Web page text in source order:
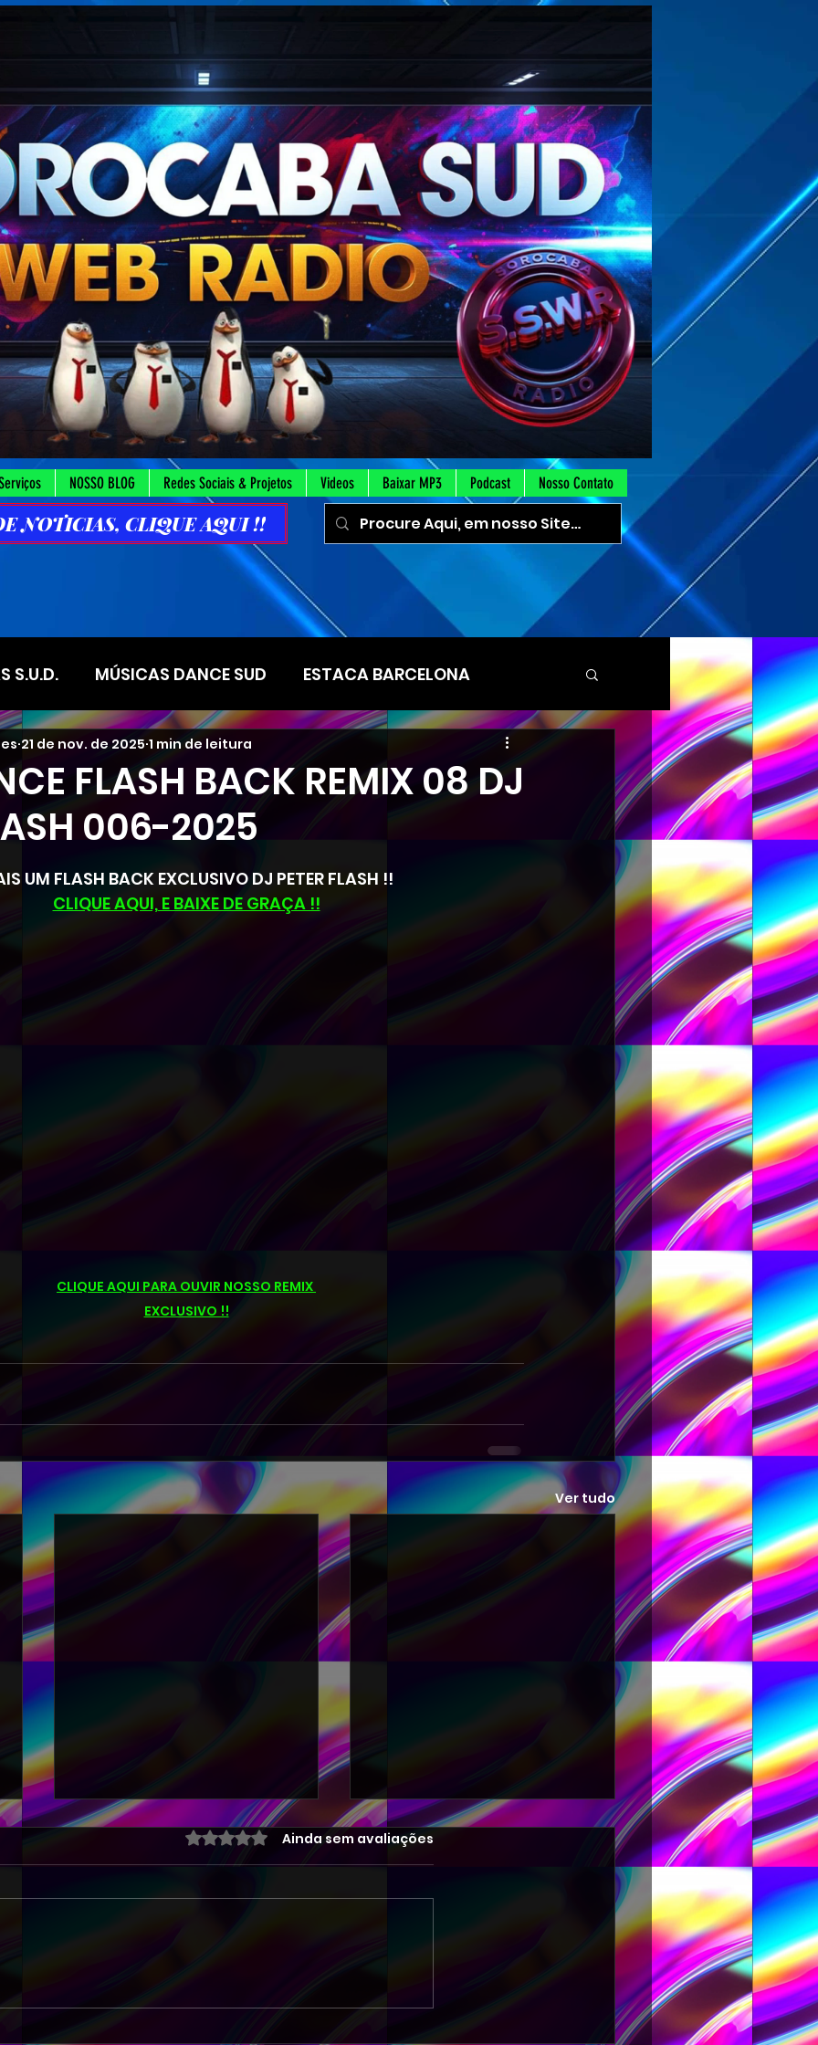
NOSSO BLOG Redes Sociais & Projetos Videos Baixar MP3 Podcast Nosso Contato
NOTICIAS, CLIQUE AQUI !!
S.U.D. MÚSICAS DANCE SUD ESTACA BARCELONA
SOROCABA ESTACA TRUJILO Alas Sorocaba SUD
Novidades Sorocaba SUD
EVENTOS E ATIVIDADES SUD CLASSIFICADOS SOROCABA SUD
FLASH BACK REMIX 08 DJ
006-2025
21 de nov. de 2025 1 min de leitura
de 5 estrelas.
UM FLASH BACK EXCLUSIVO DJ PETER FLASH !!
CLIQUE AQUI, E BAIXE DE GRAÇA !!
CLIQUE AQUI PARA OUVIR NOSSO REMIX
EXCLUSIVO !!
Ver tudo
DJ PETER FLASH 004-2026
DJ PETER FLASH 003-2026
Avaliado com 0 de 5 estrelas.
Ainda sem avaliações